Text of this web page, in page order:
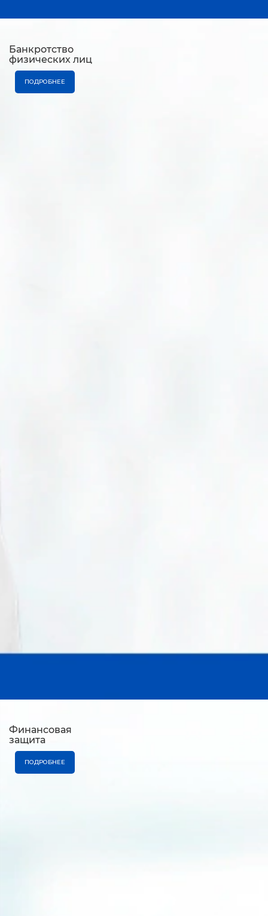
Банкротство
физических лиц
ПОДРОБНЕЕ
Финансовая
защита
ПОДРОБНЕЕ